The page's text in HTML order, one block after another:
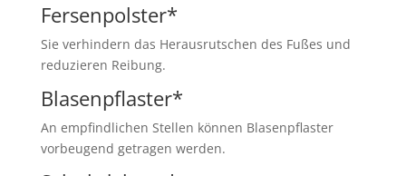
Fersenpolster*
Sie verhindern das Herausrutschen des Fußes und
reduzieren Reibung.
Blasenpflaster*
An empfindlichen Stellen können Blasenpflaster
vorbeugend getragen werden.